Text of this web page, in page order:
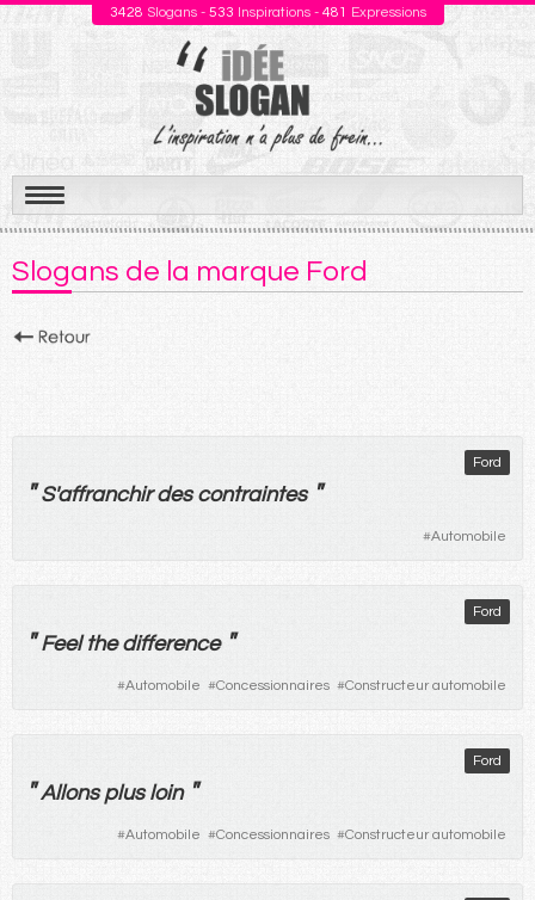
3428 Slogans - 533 Inspirations - 481 Expressions
Aller
au
contenu
Slogans de la marque Ford
Ford
"S'affranchir des contraintes "
#Automobile
Ford
"Feel the difference "
#Automobile #Concessionnaires #Constructeur automobile
Ford
" Allons plus loin "
#Automobile #Concessionnaires #Constructeur automobile